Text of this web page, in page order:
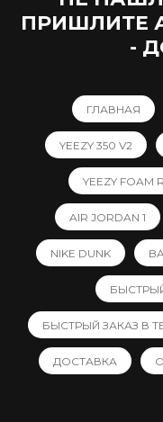
ПРИШЛИТЕ
-
ГЛАВНАЯ
YEEZY 350 V2
YEEZY FOAM
AIR JORDAN 1
NIKE DUNK
БЫСТРЫЙ ЗАКАЗ В
ДОСТАВКА